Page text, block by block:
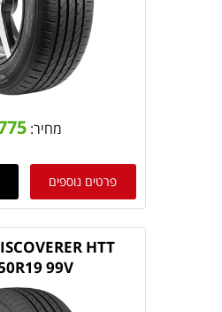
מחיר:
פרטים נוספים
HTT
99V